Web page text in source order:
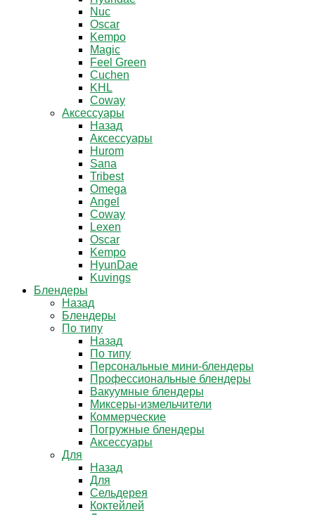
Nuc
Oscar
Kempo
Magic
Feel Green
Cuchen
KHL
Coway
Аксессуары
Назад
Аксессуары
Hurom
Sana
Tribest
Omega
Angel
Coway
Lexen
Oscar
Kempo
HyunDae
Kuvings
Блендеры
Назад
Блендеры
По типу
Назад
По типу
Персональные мини-блендеры
Профессиональные блендеры
Вакуумные блендеры
Миксеры-измельчители
Коммерческие
Погружные блендеры
Аксессуары
Для
Назад
Для
Сельдерея
Коктейлей